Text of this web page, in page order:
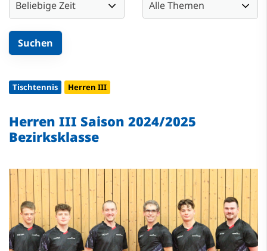
Tischtennis Herren III
Herren III Saison 2024/2025
Bezirksklasse